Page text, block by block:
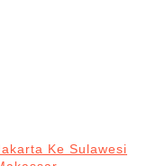
Ke Sulawesi